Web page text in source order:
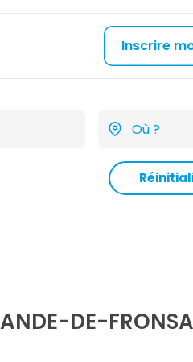
Inscrire
DE-